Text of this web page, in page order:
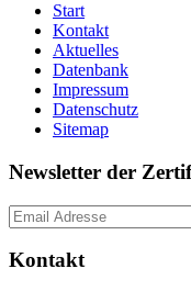
Start
Kontakt
Aktuelles
Datenbank
Impressum
Datenschutz
Sitemap
Newsletter der
Kontakt